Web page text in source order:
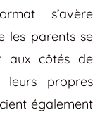
s’avère
les parents se
aux côtés de
leurs propres
également